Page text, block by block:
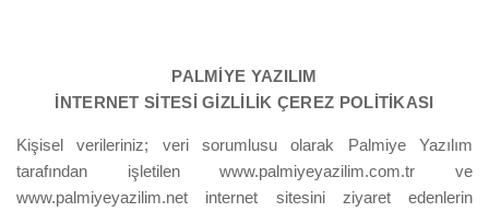
PALMİYE YAZILIM
İNTERNET SİTESİ GİZLİLİK ÇEREZ POLİTİKASI
Kişisel verileriniz; veri sorumlusu olarak Palmiye Yazılım
tarafından işletilen www.palmiyeyazilim.com.tr ve
www.palmiyeyazilim.net internet sitesini ziyaret edenlerin